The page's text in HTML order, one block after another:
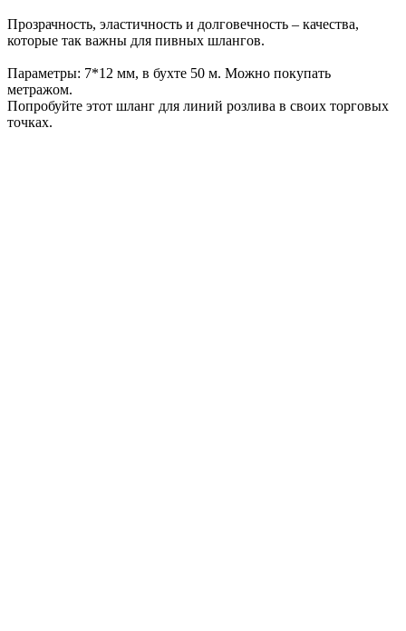
Прозрачность, эластичность и долговечность – качества,
которые так важны для пивных шлангов.
Параметры: 7*12 мм, в бухте 50 м. Можно покупать
метражом.
Попробуйте этот шланг для линий розлива в своих торговых
точках.